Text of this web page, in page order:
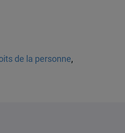
de la personne,